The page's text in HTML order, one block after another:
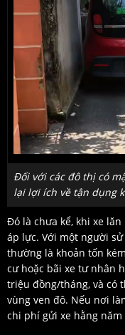
Đối với các đô thị có
lại lợi ích về tận dụng
Đó là chưa kể, khi xe
áp lực. Với một người
thường là khoản tốn
cư hoặc bãi xe tư nhân
triệu đồng/tháng, và có
vùng ven đô. Nếu nơi
chi phí gửi xe hằng